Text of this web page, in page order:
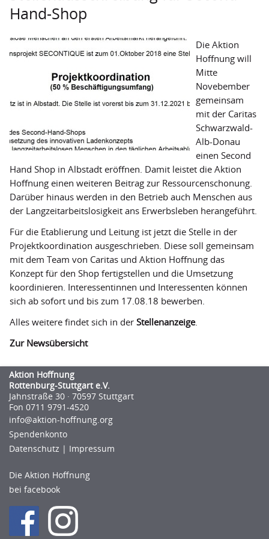
Secondhand-Boutiquen
Outlets
Hilfstransporte
Projekte
Projektförderung ausgesetzt
Geförderte Projekte
Bildung
Bildungsangebote
Termine
Über uns
Grundverständnis
Mitgliedsverbände
FairWertung
Spendenkonto
Kooperationspartner
Transparenz
Hand-Shop
Die Aktion
Hoffnung will
Mitte
Novebember
gemeinsam
mit der Caritas
Schwarzwald-
Alb-Donau
einen Second
Hand Shop in Albstadt eröffnen. Damit leistet die Aktion
Hoffnung einen weiteren Beitrag zur Ressourcenschonung.
Darüber hinaus werden in den Betrieb auch Menschen aus
der Langzeitarbeitslosigkeit ans Erwerbsleben herangeführt.
Für die Etablierung und Leitung ist jetzt die Stelle in der
Projektkoordination ausgeschrieben. Diese soll gemeinsam
mit dem Team von Caritas und Aktion Hoffnung das
Konzept für den Shop fertigstellen und die Umsetzung
koordinieren. Interessentinnen und Interessenten können
sich ab sofort und bis zum 17.08.18 bewerben.
Alles weitere findet sich in der Stellenanzeige.
Zur Newsübersicht
Aktion Hoffnung
Rottenburg-Stuttgart e.V.
Jahnstraße 30 · 70597 Stuttgart
Fon 0711 9791-4520
info@aktion-hoﬀnung.org
Spendenkonto
Datenschutz | Impressum
Die Aktion Hoffnung
bei facebook